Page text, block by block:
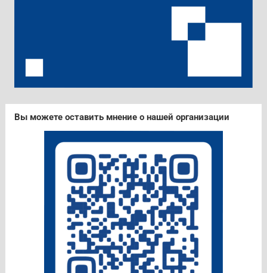
Вы можете оставить мнение о нашей организации